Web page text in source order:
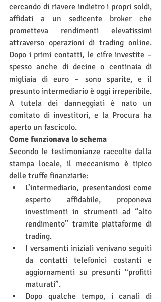
cercando di riavere indietro i propri soldi,
affidati a un sedicente broker che
prometteva rendimenti elevatissimi
attraverso operazioni di trading online.
Dopo i primi contatti, le cifre investite –
spesso anche di decine o centinaia di
migliaia di euro – sono sparite, e il
presunto intermediario è oggi irreperibile.
A tutela dei danneggiati è nato un
comitato di investitori, e la Procura ha
aperto un fascicolo.
Come funzionava lo schema
Secondo le testimonianze raccolte dalla
stampa locale, il meccanismo è tipico
delle truffe finanziarie:
L’intermediario, presentandosi come
esperto affidabile, proponeva
investimenti in strumenti ad “alto
rendimento” tramite piattaforme di
trading.
I versamenti iniziali venivano seguiti
da contatti telefonici costanti e
aggiornamenti su presunti “profitti
maturati”.
Dopo qualche tempo, i canali di